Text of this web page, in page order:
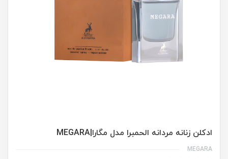
ادكلن زنانه مردانه الحمبرا مدل مگارا|MEGARA
MEGARA